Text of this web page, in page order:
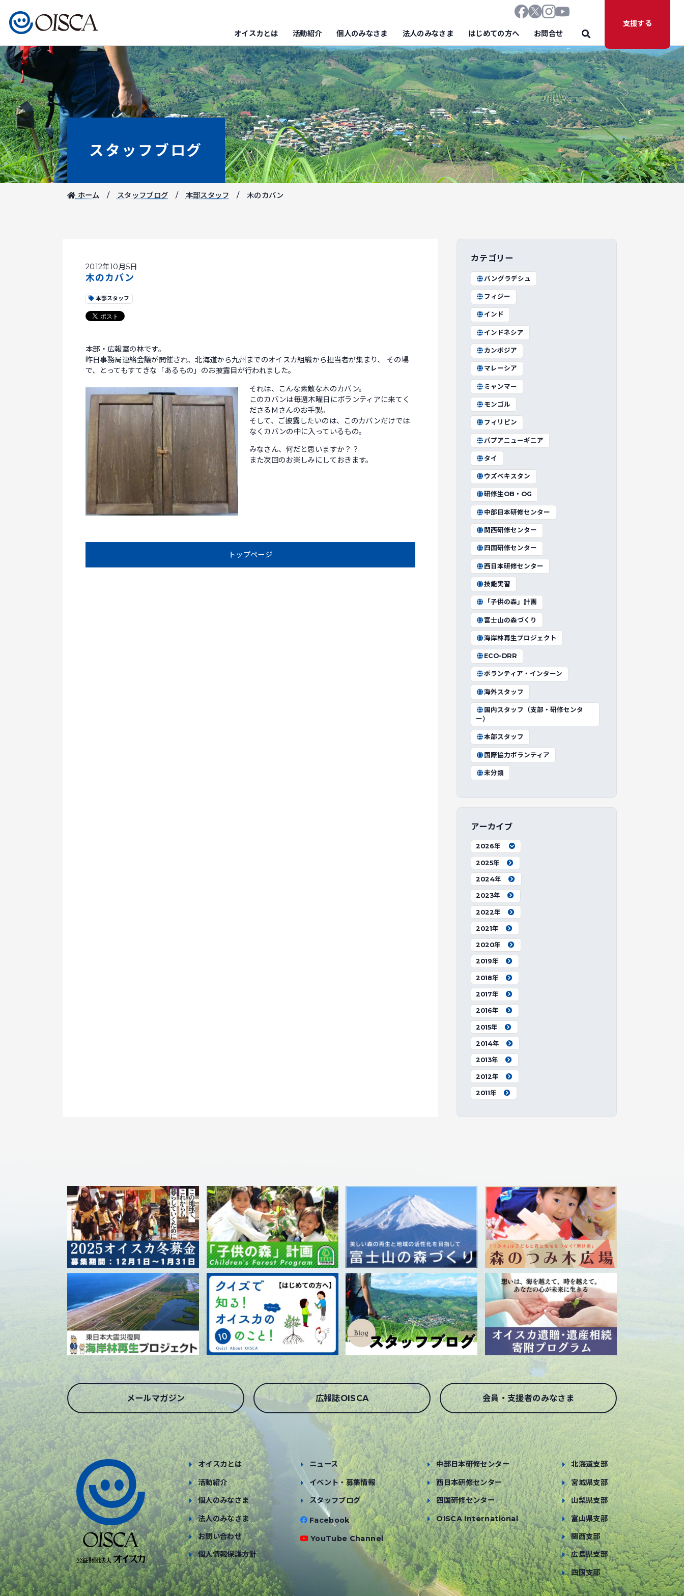
オイスカとは 活動紹介 個人のみなさま 法人のみなさま はじめての方へ お問合せ
支援する
スタッフブログ
ホーム スタッフブログ 本部スタッフ 木のカバン
2012年10月5日
木のカバン
本部スタッフ
本部・広報室の林です。
昨日事務局連絡会議が開催され、北海道から九州までのオイスカ組織から担当者が集まり、 その場
で、とってもすてきな「あるもの」のお披露目が行われました。
それは、こんな素敵な木のカバン。
このカバンは毎週木曜日にボランティアに来てく
ださるＭさんのお手製。
そして、ご披露したいのは、このカバンだけでは
なくカバンの中に入っているもの。
みなさん、何だと思いますか？？
また次回のお楽しみにしておきます。
トップページ
カテゴリー
バングラデシュ
フィジー
インド
インドネシア
カンボジア
マレーシア
ミャンマー
モンゴル
フィリピン
パプアニューギニア
タイ
ウズベキスタン
研修生OB・OG
中部日本研修センター
関西研修センター
四国研修センター
西日本研修センター
技能実習
「子供の森」計画
富士山の森づくり
海岸林再生プロジェクト
ECO-DRR
ボランティア・インターン
海外スタッフ
国内スタッフ（支部・研修センタ
ー）
本部スタッフ
国際協力ボランティア
未分類
アーカイブ
2026年
2025年
2024年
2023年
2022年
2021年
2020年
2019年
2018年
2017年
2016年
2015年
2014年
2013年
2012年
2011年
メールマガジン 広報誌OISCA 会員・支援者のみなさま
オイスカとは
活動紹介
個人のみなさま
法人のみなさま
お問い合わせ
個人情報保護方針
ニュース
イベント・募集情報
スタッフブログ
Facebook
YouTube Channel
中部日本研修センター
西日本研修センター
四国研修センター
OISCA International
北海道支部
宮城県支部
山梨県支部
富山県支部
関西支部
広島県支部
四国支部